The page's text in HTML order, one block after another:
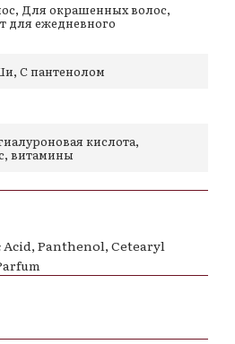
Для окрашенных волос,
для ежедневного
С пантенолом
кислота,
витамины
Panthenol, Cetearyl